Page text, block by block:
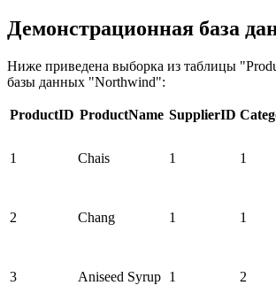
Демонстрационная база
Ниже приведена выборка из таблицы
базы данных "Northwind":
ProductID ProductName SupplierID
1 Chais 1 1
2 Chang 1 1
3 Aniseed Syrup 1 2